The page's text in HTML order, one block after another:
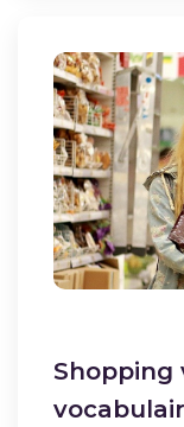
Shopping